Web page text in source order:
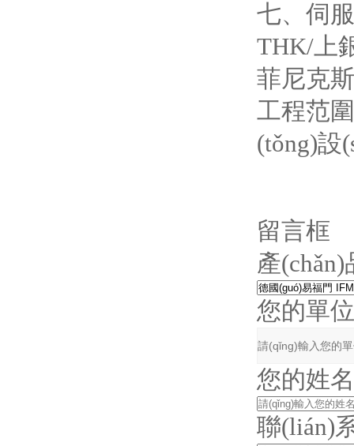
七、
THK/上銀
菲尼克
工程范
(tǒng)設
留言框
產(chǎn)
您的單
您的姓
聯(lián)